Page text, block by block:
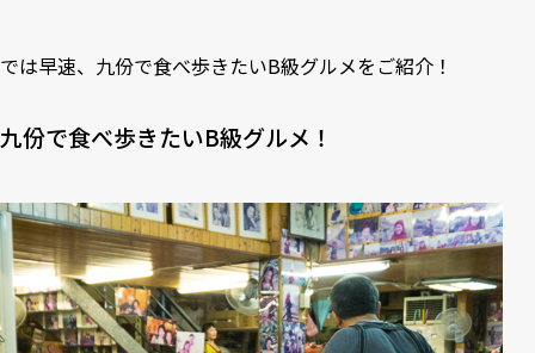
では早速、九份で食べ歩きたいB級グルメをご紹介！
九份で食べ歩きたいB級グルメ！